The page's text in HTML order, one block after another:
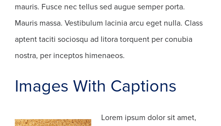
mauris. Fusce nec tellus sed augue semper porta.
Mauris massa. Vestibulum lacinia arcu eget nulla. Class
aptent taciti sociosqu ad litora torquent per conubia
nostra, per inceptos himenaeos.
Images With Captions
Lorem ipsum dolor sit amet,